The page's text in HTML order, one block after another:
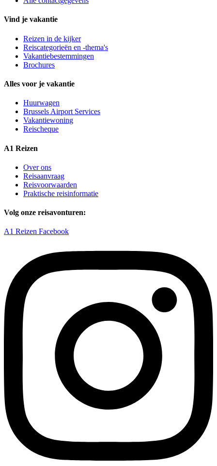
Vind je vakantie
Reizen in de kijker
Reiscategorieën en -thema's
Vakantiebestemmingen
Brochures
Alles voor je vakantie
Huurwagen
Brussels Airport Services
Vakantiewoning
Reischeque
A1 Reizen
Over ons
Reisaanvraag
Reisvoorwaarden
Praktische reisinformatie
Volg onze reisavonturen:
A1 Reizen Facebook